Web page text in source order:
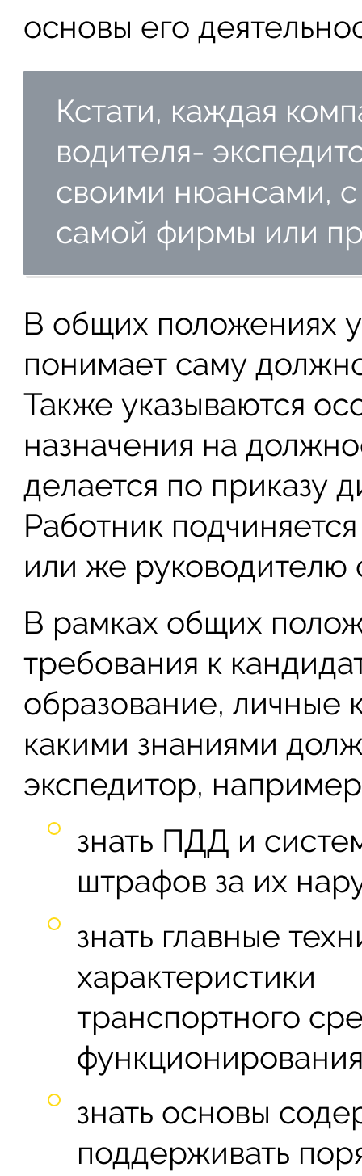
основы его
Кстати, каждая
водителя-
своими нюансами,
самой фирмы или
В общих положениях
понимает саму
Также указываются
назначения на
делается по приказу
Работник
или же руководителю
В рамках общих
требования к
образование, личные
какими знаниями
экспедитор,
знать ПДД и
штрафов за их
знать главные
характеристики
транспортного
знать основы
поддерживать